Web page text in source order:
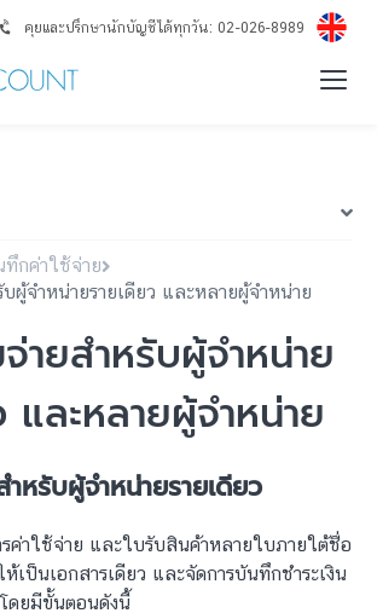
คุยและปรึกษานักบัญชีได้ทุกวัน: 02-026-8989
กค่าใช้จ่าย
ผู้จำหน่ายรายเดียว และหลายผู้จำหน่าย
ายสำหรับผู้จำหน่าย
และหลายผู้จำหน่าย
ำหรับผู้จำหน่ายรายเดียว
รค่าใช้จ่าย และใบรับสินค้าหลายใบภายใต้ชื่อ
เป็นเอกสารเดียว และจัดการบันทึกชำระเงิน
ดยมีขั้นตอนดังนี้